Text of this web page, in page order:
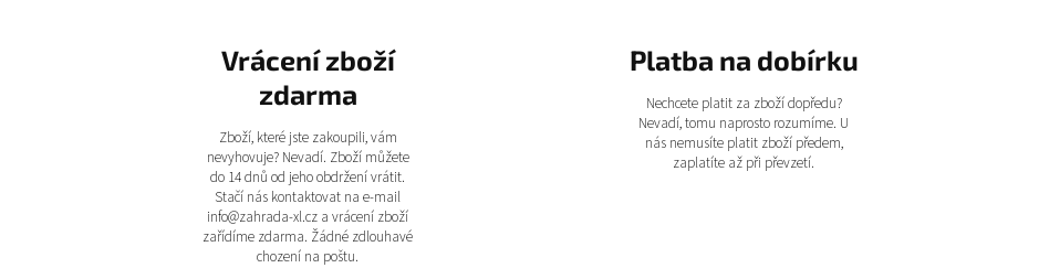
Vrácení zboží
zdarma
Zboží, které jste zakoupili, vám
nevyhovuje? Nevadí. Zboží můžete
do 14 dnů od jeho obdržení vrátit.
Stačí nás kontaktovat na e-mail
info@zahrada-xl.cz a vrácení zboží
zařídíme zdarma. Žádné zdlouhavé
chození na poštu.
Platba na dobírku
Nechcete platit za zboží dopředu?
Nevadí, tomu naprosto rozumíme. U
nás nemusíte platit zboží předem,
zaplatíte až při převzetí.